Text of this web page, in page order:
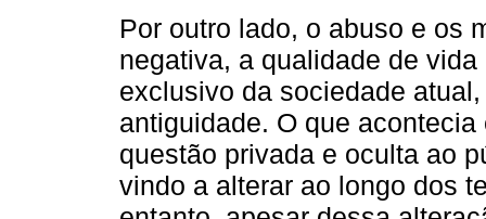
Por outro lado, o abuso e os
negativa, a qualidade de
exclusivo da sociedade
antiguidade. O que
questão privada e oculta ao
vindo a alterar ao longo dos